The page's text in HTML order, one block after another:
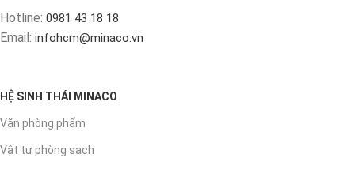
Hotline: 0981 43 18 18
Email: infohcm@minaco.vn
HỆ SINH THÁI MINACO
Văn phòng phẩm
Vật tư phòng sạch